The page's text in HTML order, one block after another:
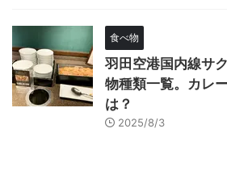
食べ物
羽田空港国内線サ
物種類一覧。カレ
は？
2025/8/3